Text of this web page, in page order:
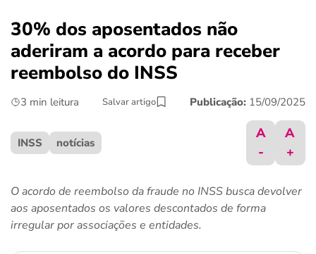
crédito fácil
30% dos aposentados não
aderiram a acordo para receber
reembolso do INSS
3 min leitura Salvar artigo Publicação: 15/09/2025
INSS notícias
A
-
A
+
O acordo de reembolso da fraude no INSS busca devolver
aos aposentados os valores descontados de forma
irregular por associações e entidades.